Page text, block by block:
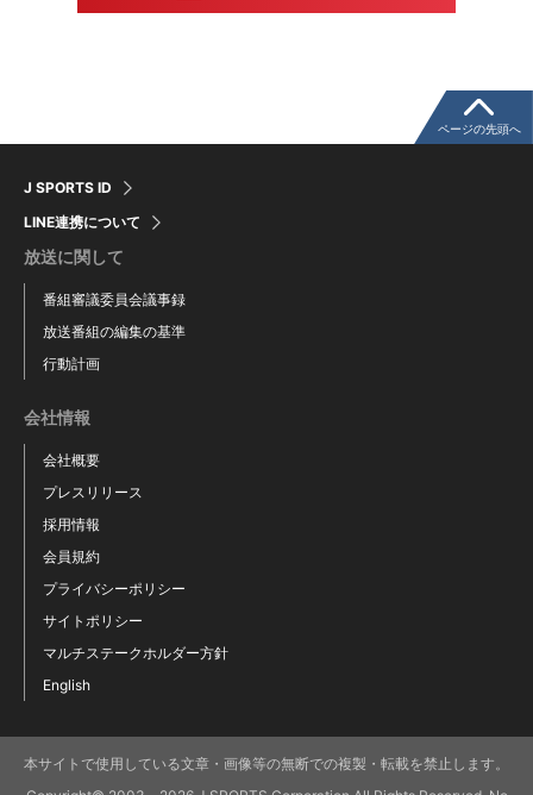
J SPORTS ID
LINE連携について
放送に関して
番組審議委員会議事録
放送番組の編集の基準
行動計画
会社情報
会社概要
プレスリリース
採用情報
会員規約
プライバシーポリシー
サイトポリシー
マルチステークホルダー方針
English
ページの先頭へ
本サイトで使用している文章・画像等の無断での複製・転載を禁止します。